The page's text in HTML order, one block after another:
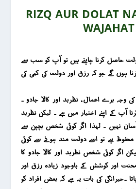
RIZQ AUR DOLAT
WAJAHAT
حاصل کرنا چاہتے ہیں تو آپ کو سب سے
ہوں گے جو کہ رزق اور دولت کی کمی کی
وجہ برے اعمال ، نظربد اور کالا جادو ۔
آپ کے اپنے اختیار میں ہے ۔ لیکن نظربد
آسان نہیں ۔ لہذا اگر کوئی شخص بچپن سے
محفوظ ہے تو اسے دولت مند ہونے سے کوئی
اگر کوئی شخص نظربد اور کالا جادو کا
اور کوشش کے باوجود زیادہ رزق اور
۔حیرانگی کی بات یہ ہے کہ بعض افراد کو